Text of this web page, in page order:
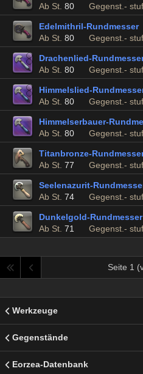
Ab St. 80 Gegenst.-
Edelmithril-Rundmesser
Ab St. 80 Gegenst.-
Drachenlied-
Ab St. 80 Gegenst.-
Himmelslied-
Ab St. 80 Gegenst.-
Himmelserbauer-
Ab St. 80 Gegenst.-
Titanbronze-
Ab St. 77 Gegenst.-
Seelenazurit-
Ab St. 74 Gegenst.-
Dunkelgold-Rundmesser
Ab St. 71 Gegenst.-
Seite 1
Werkzeuge
Gegenstände
Eorzea-Datenbank